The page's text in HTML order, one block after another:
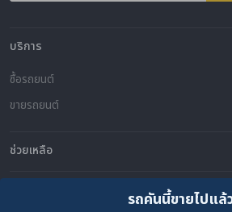
รถคันนี้ขายไปแล้
บริการ
ซื้อรถยนต์
ขายรถยนต์
ช่วยเหลือ
คำถามที่พบบ่อย
ติดต่อเรา
ที่ตั้งของเรา